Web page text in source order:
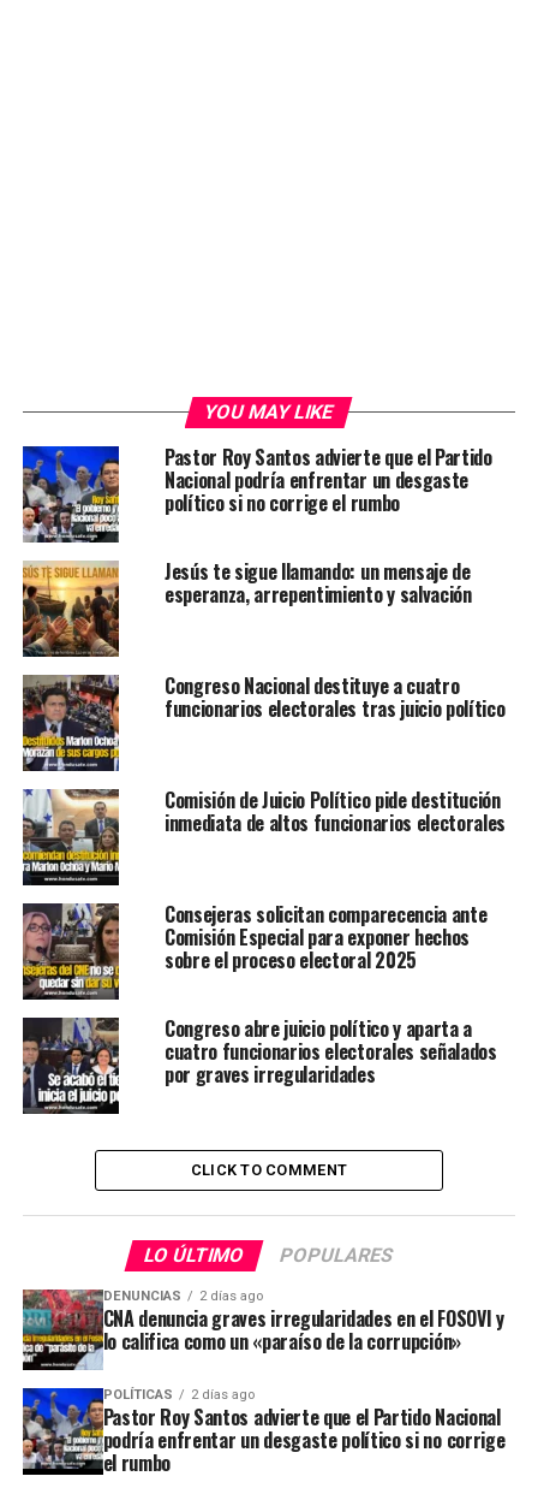
YOU MAY LIKE
Pastor Roy Santos advierte que el Partido
Nacional podría enfrentar un desgaste
político si no corrige el rumbo
Jesús te sigue llamando: un mensaje de
esperanza, arrepentimiento y salvación
Congreso Nacional destituye a cuatro
funcionarios electorales tras juicio político
Comisión de Juicio Político pide destitución
inmediata de altos funcionarios electorales
Consejeras solicitan comparecencia ante
Comisión Especial para exponer hechos
sobre el proceso electoral 2025
Congreso abre juicio político y aparta a
cuatro funcionarios electorales señalados
por graves irregularidades
CLICK TO COMMENT
LO ÚLTIMO POPULARES
DENUNCIAS 2 días ago
CNA denuncia graves irregularidades en el FOSOVI y
lo califica como un «paraíso de la corrupción»
POLÍTICAS 2 días ago
Pastor Roy Santos advierte que el Partido Nacional
podría enfrentar un desgaste político si no corrige
el rumbo